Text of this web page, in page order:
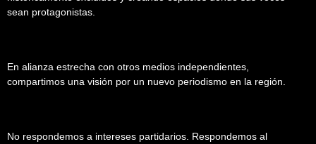
sean protagonistas.
En alianza estrecha con otros medios independientes,
compartimos una visión por un nuevo periodismo en la región.
No respondemos a intereses partidarios. Respondemos al